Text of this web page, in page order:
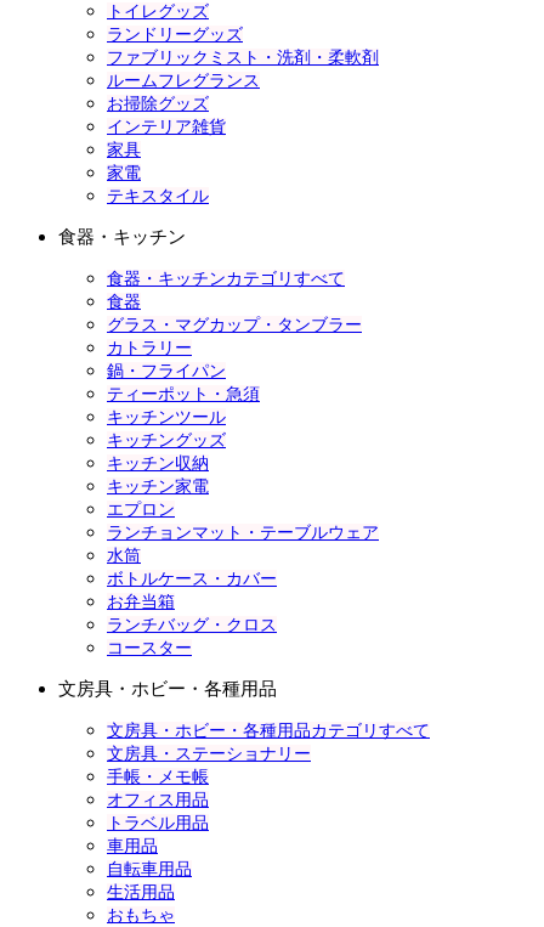
トイレグッズ
ランドリーグッズ
ファブリックミスト・洗剤・柔軟剤
ルームフレグランス
お掃除グッズ
インテリア雑貨
家具
家電
テキスタイル
食器・キッチン
食器・キッチンカテゴリすべて
食器
グラス・マグカップ・タンブラー
カトラリー
鍋・フライパン
ティーポット・急須
キッチンツール
キッチングッズ
キッチン収納
キッチン家電
エプロン
ランチョンマット・テーブルウェア
水筒
ボトルケース・カバー
お弁当箱
ランチバッグ・クロス
コースター
文房具・ホビー・各種用品
文房具・ホビー・各種用品カテゴリすべて
文房具・ステーショナリー
手帳・メモ帳
オフィス用品
トラベル用品
車用品
自転車用品
生活用品
おもちゃ